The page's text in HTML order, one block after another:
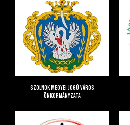
Szolnok Megyei Jogú Város
Önkormányzata